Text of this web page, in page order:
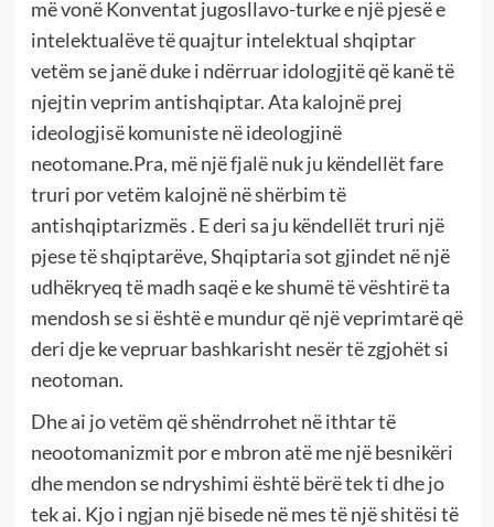
më vonë Konventat jugosllavo-turke e një pjesë e
intelektualëve të quajtur intelektual shqiptar
vetëm se janë duke i ndërruar idologjitë që kanë të
njejtin veprim antishqiptar. Ata kalojnë prej
ideologjisë komuniste në ideologjinë
neotomane.Pra, më një fjalë nuk ju këndellët fare
truri por vetëm kalojnë në shërbim të
antishqiptarizmës . E deri sa ju këndellët truri një
pjese të shqiptarëve, Shqiptaria sot gjindet në një
udhëkryeq të madh saqë e ke shumë të vështirë ta
mendosh se si është e mundur që një veprimtarë që
deri dje ke vepruar bashkarisht nesër të zgjohët si
neotoman.
Dhe ai jo vetëm që shëndrrohet në ithtar të
neootomanizmit por e mbron atë me një besnikëri
dhe mendon se ndryshimi është bërë tek ti dhe jo
tek ai. Kjo i ngjan një bisede në mes të një shitësi të